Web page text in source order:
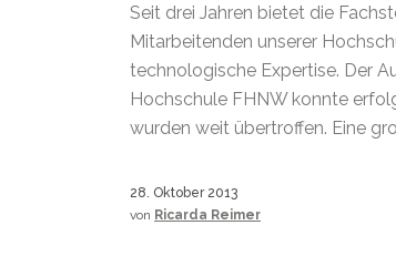
Seit drei Jahren bietet die
Mitarbeitenden unserer
technologische Expertise. Der
Hochschule FHNW konnte
wurden weit übertroffen. Eine
28. Oktober 2013
von Ricarda Reimer